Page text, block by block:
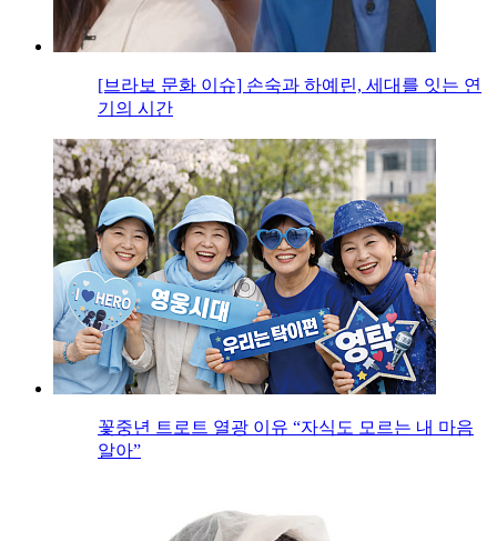
[브라보 문화 이슈] 손숙과 하예린, 세대를 잇는 연
기의 시간
꽃중년 트로트 열광 이유 “자식도 모르는 내 마음
알아”